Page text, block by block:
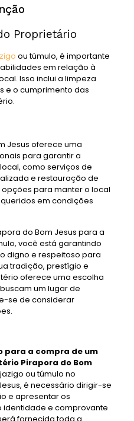
Proprietário
ou túmulo, é importante
em relação à
Isso inclui a limpeza
e o cumprimento das
Jesus oferece uma
para garantir a
como serviços de
e restauração de
para manter o local
em condições
do Bom Jesus para a
você está garantindo
digno e respeitoso para
tradição, prestígio e
oferece uma escolha
um lugar de
se de considerar
para a compra de um
Pirapora do Bom
ou túmulo no
é necessário dirigir-se
e apresentar os
identidade e comprovante